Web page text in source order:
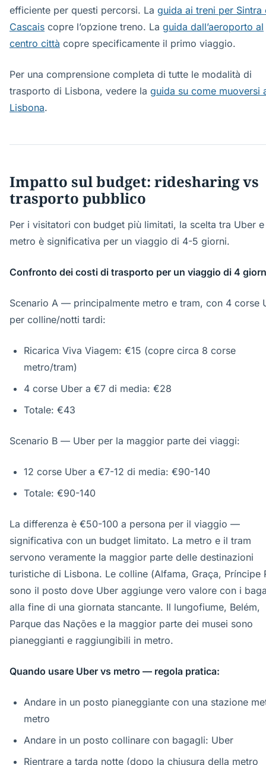
efficiente per questi percorsi. La guida ai treni per Sintra
Cascais copre l’opzione treno. La guida dall’aeroporto al
centro città copre specificamente il primo viaggio.
Per una comprensione completa di tutte le modalità di
trasporto di Lisbona, vedere la guida su come muoversi
Lisbona.
Impatto sul budget: ridesharing vs
trasporto pubblico
Per i visitatori con budget più limitati, la scelta tra Uber
metro è significativa per un viaggio di 4-5 giorni.
Confronto dei costi di trasporto per un viaggio di 4
Scenario A — principalmente metro e tram, con 4 corse
per colline/notti tardi:
Ricarica Viva Viagem: €15 (copre circa 8 corse
metro/tram)
4 corse Uber a €7 di media: €28
Totale: €43
Scenario B — Uber per la maggior parte dei viaggi:
12 corse Uber a €7-12 di media: €90-140
Totale: €90-140
La differenza è €50-100 a persona per il viaggio —
significativa con un budget limitato. La metro e il tram
servono veramente la maggior parte delle destinazioni
turistiche di Lisbona. Le colline (Alfama, Graça, Príncipe
sono il posto dove Uber aggiunge vero valore con i
alla fine di una giornata stancante. Il lungofiume, Belém,
Parque das Nações e la maggior parte dei musei sono
pianeggianti e raggiungibili in metro.
Quando usare Uber vs metro — regola pratica:
Andare in un posto pianeggiante con una stazione
metro
Andare in un posto collinare con bagagli: Uber
Rientrare a tarda notte (dopo la chiusura della metro